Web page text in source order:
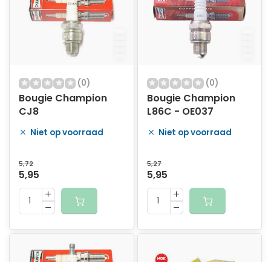
(0)
Bougie Champion
CJ8
Niet op voorraad
5,72
5,95
(0)
Bougie Champion
L86C - OE037
Niet op voorraad
5,27
5,95